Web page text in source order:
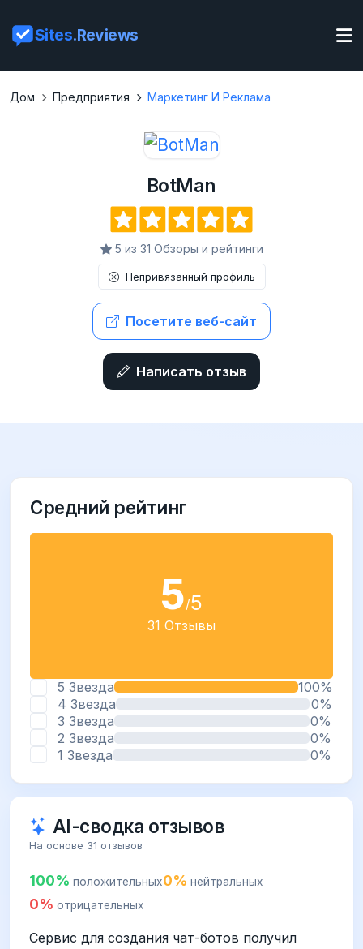
Sites.Reviews
Дом Предприятия Маркетинг И Реклама
BotMan
5 из 31 Обзоры и рейтинги
Непривязанный профиль
Посетите веб-сайт
Написать отзыв
Средний рейтинг
5/5
31 Отзывы
5 Звезда
100%
4 Звезда
0%
3 Звезда
0%
2 Звезда
0%
1 Звезда
0%
AI-сводка отзывов
На основе 31 отзывов
100% положительных0% нейтральных
0% отрицательных
Сервис для создания чат-ботов получил